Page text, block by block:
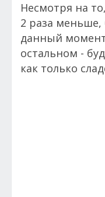
Несмотря на
2 раза меньше,
данный
остальном -
как только